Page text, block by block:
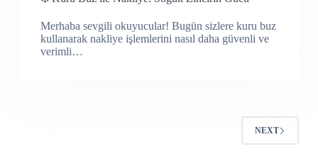
Merhaba sevgili okuyucular! Bugün sizlere kuru buz
kullanarak nakliye işlemlerini nasıl daha güvenli ve
verimli…
NEXT